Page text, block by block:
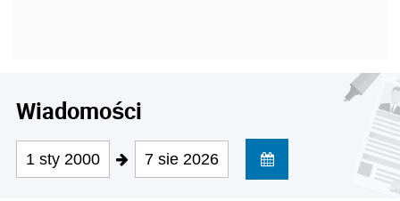
Wiadomości
1 sty 2000 7 sie 2026